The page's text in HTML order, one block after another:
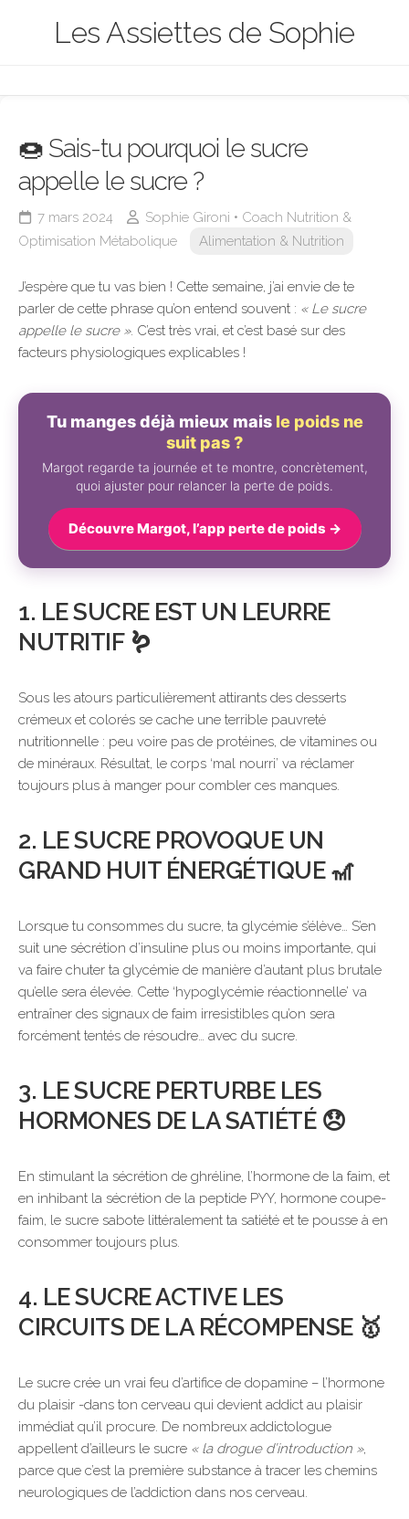
Les Assiettes de Sophie
🍩 Sais-tu pourquoi le sucre
appelle le sucre ?
7 mars 2024
Sophie Gironi • Coach Nutrition &
Optimisation Métabolique
Alimentation & Nutrition
J’espère que tu vas bien ! Cette semaine, j’ai envie de te
parler de cette phrase qu’on entend souvent : « Le sucre
appelle le sucre ». C’est très vrai, et c’est basé sur des
facteurs physiologiques explicables !
Tu manges déjà mieux mais le poids ne
suit pas ?
Margot regarde ta journée et te montre, concrètement,
quoi ajuster pour relancer la perte de poids.
Découvre Margot, l’app perte de poids →
1. LE SUCRE EST UN LEURRE
NUTRITIF 🪱
Sous les atours particulièrement attirants des desserts
crémeux et colorés se cache une terrible pauvreté
nutritionnelle : peu voire pas de protéines, de vitamines ou
de minéraux. Résultat, le corps ‘mal nourri’ va réclamer
toujours plus à manger pour combler ces manques.
2. LE SUCRE PROVOQUE UN
GRAND HUIT ÉNERGÉTIQUE 🎢
Lorsque tu consommes du sucre, ta glycémie s’élève… S’en
suit une sécrétion d’insuline plus ou moins importante, qui
va faire chuter ta glycémie de manière d’autant plus brutale
qu’elle sera élevée. Cette ‘hypoglycémie réactionnelle’ va
entraîner des signaux de faim irresistibles qu’on sera
forcément tentés de résoudre… avec du sucre.
3. LE SUCRE PERTURBE LES
HORMONES DE LA SATIÉTÉ 😞
En stimulant la sécrétion de ghréline, l’hormone de la faim, et
en inhibant la sécrétion de la peptide PYY, hormone coupe-
faim, le sucre sabote littéralement ta satiété et te pousse à en
consommer toujours plus.
4. LE SUCRE ACTIVE LES
CIRCUITS DE LA RÉCOMPENSE 🥇
Le sucre crée un vrai feu d’artifice de dopamine – l’hormone
du plaisir -dans ton cerveau qui devient addict au plaisir
immédiat qu’il procure. De nombreux addictologue
appellent d’ailleurs le sucre « la drogue d’introduction »,
parce que c’est la première substance à tracer les chemins
neurologiques de l’addiction dans nos cerveau.